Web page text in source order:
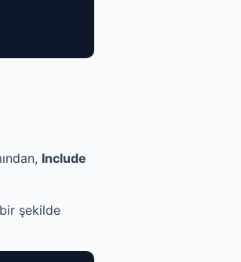
Include
şekilde